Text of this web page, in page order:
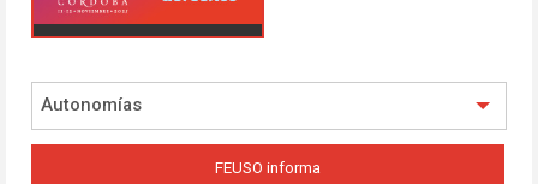
Autonomías
FEUSO informa